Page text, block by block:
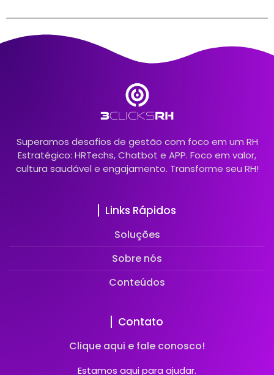
Superamos desafios de gestão com foco em um RH
Estratégico: HRTechs, Chatbot e APP. Foco em valor,
cultura saudável e engajamento. Transforme seu RH!
Links Rápidos
Soluções
Sobre nós
Conteúdos
Contato
Clique aqui e fale conosco!
Estamos aqui para ajudar.